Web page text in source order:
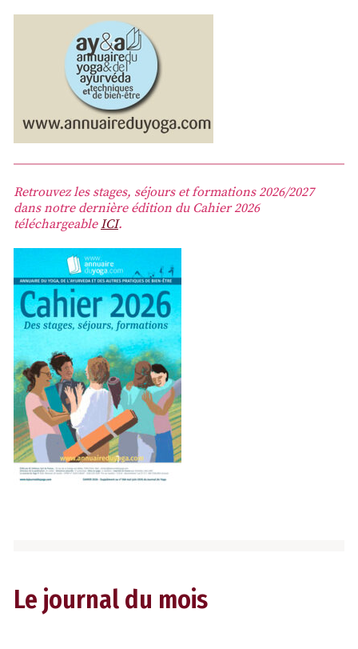
Retrouvez les stages, séjours et formations 2026/2027
dans notre dernière édition du Cahier 2026
téléchargeableICI.
Le journal du mois